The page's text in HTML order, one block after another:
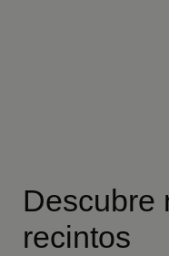
Descubre
recintos